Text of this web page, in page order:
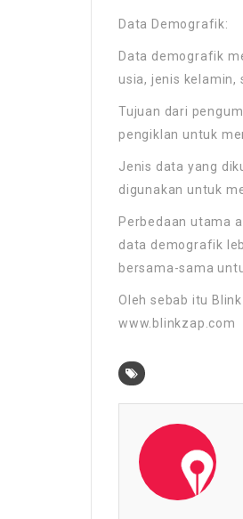
Data Demografik:
Data demografik
usia, jenis kelamin,
Tujuan dari
pengiklan untuk
Jenis data yang
digunakan untuk
Perbedaan utama
data demografik
bersama-sama
Oleh sebab itu
www.blinkzap.com